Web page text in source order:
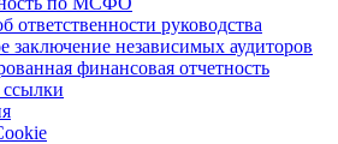
ответственности руководства
заключение независимых аудиторов
финансовая отчетность